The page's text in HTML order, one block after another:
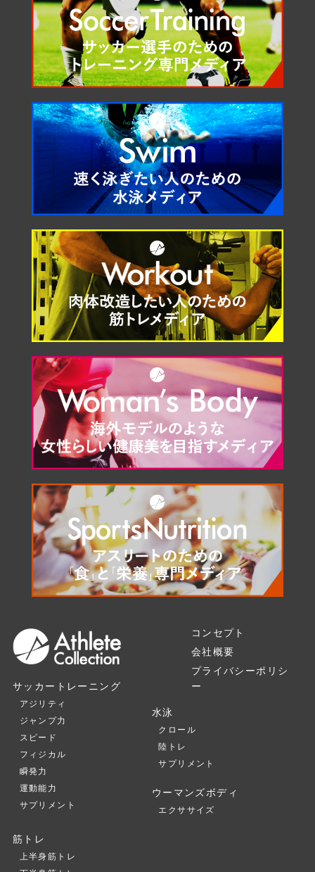
コンセプト
会社概要
プライバシーポリシ
ー
サッカートレーニング
アジリティ
ジャンプ力
スピード
フィジカル
瞬発力
運動能力
サプリメント
水泳
クロール
陸トレ
サプリメント
ウーマンズボディ
エクササイズ
筋トレ
上半身筋トレ